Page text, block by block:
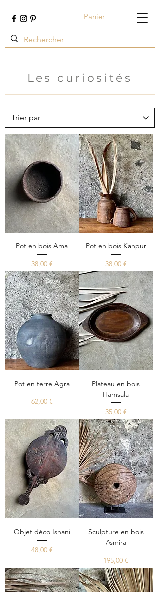
Panier
Les curiosités
Pot en bois Ama
Prix
38,00 €
Pot en bois Kanpur
Prix
38,00 €
Pot en terre Agra
Prix
62,00 €
Plateau en bois
Hamsala
Prix
35,00 €
Objet déco Ishani
Prix
48,00 €
Sculpture en bois
Asmira
Prix
195,00 €